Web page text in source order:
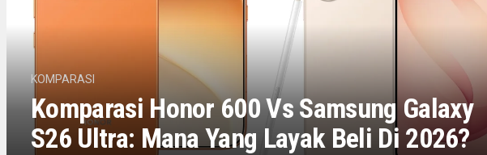
KOMPARASI
Komparasi Honor 600 Vs Samsung Galaxy
S26 Ultra: Mana Yang Layak Beli Di 2026?